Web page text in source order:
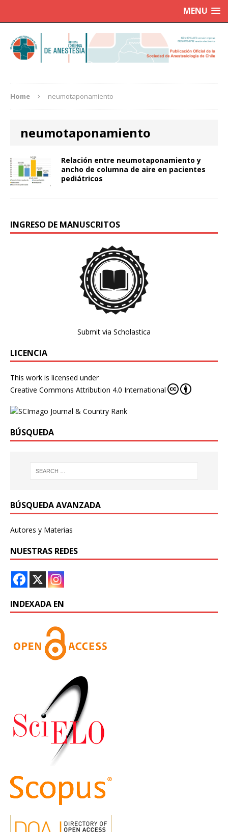
MENU
Home neumotaponamiento
neumotaponamiento
Relación entre neumotaponamiento y
ancho de columna de aire en pacientes
pediátricos
INGRESO DE MANUSCRITOS
Submit via Scholastica
LICENCIA
This work is licensed under
Creative Commons Attribution 4.0 International
BÚSQUEDA
BÚSQUEDA AVANZADA
Autores y Materias
NUESTRAS REDES
INDEXADA EN